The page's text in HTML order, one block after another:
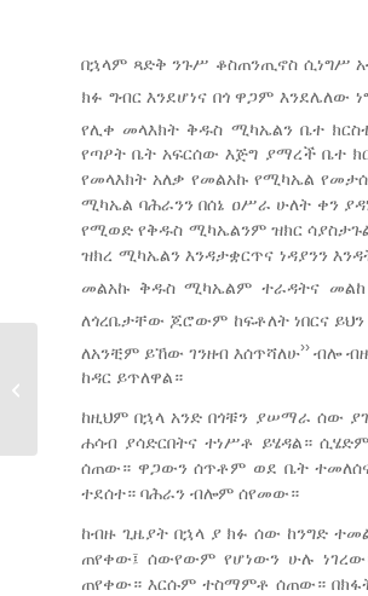
በኋላም ጻድቅ ንጉሥ ቆስጠንጢኖስ ሲነግሥ
ክፉ ግብር እንደሆነና በጎ ዋጋም
የሊቀ መላእክት ቅዱስ ሚካኤልን ቤተ
የጣዖት ቤት አፍርሰው እጅግ ያማረች ቤተ
የመላእክት አለቃ የመልአኩ የሚካኤል
ሚካኤል ባሕራንን በሰኔ ዐሥራ ሁለት ቀን
የሚወድ የቅዱስ ሚካኤልንም ዝክር
ዝክረ ሚካኤልን እንዳታቋርጥና ነዳያንን
መልአኩ ቅዱስ ሚካኤልም ተራዳትና
ለጎረቤታቸው ጆሮውም ከፍቶለት ነበርና ይህን
ለአንቺም ይኸው ገንዘብ እሰጥሻለሁ›› ብሎ
ከዳር ይጥለዋል።
ከዚህም በኋላ አንድ በጎቹን ያሠማራ ሰው
ሐሳብ ያሳድርበትና ተነሥቶ ይሄዳል።
ሰጠው። ዋጋውን ሰጥቶም ወደ ቤት
ተደሰተ። ባሕራን ብሎም ሰየመው።
ከብዙ ጊዜያት በኋላ ያ ክፉ ሰው ከንግድ
ጠየቀው፤ ሰውየውም የሆነውን ሁሉ
ጠየቀው። እርሱም ተስማምቶ ሰጠው።
በዓለ ደብረ ምጥማቅ